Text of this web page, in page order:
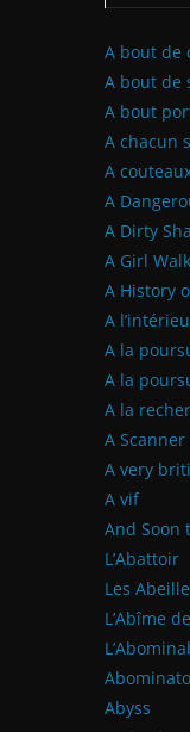
A bout de
A bout de
A bout
A chacun
A
A
A Dirty
A Girl
A History
A
A la
A la
A la
A
A very
A vif
And Soon
L’Abattoir
Les
L’Abîme
Abyss